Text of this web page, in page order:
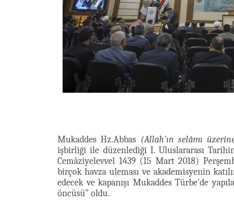
Mukaddes Hz.Abbas (Allah'ın selâmı
işbirliği ile düzenlediği I. Uluslararası
Cemâziyelevvel 1439 (15 Mart 2018)
birçok havza uleması ve akademisyenin
edecek ve kapanışı Mukaddes Türbe’de
öncüsü” oldu.